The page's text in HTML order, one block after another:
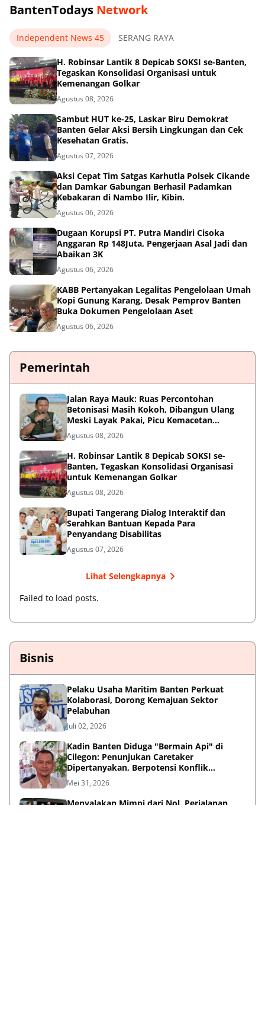
BantenTodays Network
Independent News 45 SERANG RAYA
H. Robinsar Lantik 8 Depicab SOKSI se-Banten,
Tegaskan Konsolidasi Organisasi untuk
Kemenangan Golkar
Agustus 08, 2026
Sambut HUT ke-25, Laskar Biru Demokrat
Banten Gelar Aksi Bersih Lingkungan dan Cek
Kesehatan Gratis.
Agustus 07, 2026
Aksi Cepat Tim Satgas Karhutla Polsek Cikande
dan Damkar Gabungan Berhasil Padamkan
Kebakaran di Nambo Ilir, Kibin.
Agustus 06, 2026
Dugaan Korupsi PT. Putra Mandiri Cisoka
Anggaran Rp 148Juta, Pengerjaan Asal Jadi dan
Abaikan 3K
Agustus 06, 2026
KABB Pertanyakan Legalitas Pengelolaan Umah
Kopi Gunung Karang, Desak Pemprov Banten
Buka Dokumen Pengelolaan Aset
Agustus 06, 2026
Pemerintah
Jalan Raya Mauk: Ruas Percontohan
Betonisasi Masih Kokoh, Dibangun Ulang
Meski Layak Pakai, Picu Kemacetan
Panjang
Agustus 08, 2026
H. Robinsar Lantik 8 Depicab SOKSI se-
Banten, Tegaskan Konsolidasi Organisasi
untuk Kemenangan Golkar
Agustus 08, 2026
Bupati Tangerang Dialog Interaktif dan
Serahkan Bantuan Kepada Para
Penyandang Disabilitas
Agustus 07, 2026
Lihat Selengkapnya
Failed to load posts.
Bisnis
Pelaku Usaha Maritim Banten Perkuat
Kolaborasi, Dorong Kemajuan Sektor
Pelabuhan
Juli 02, 2026
Kadin Banten Diduga "Bermain Api" di
Cilegon: Penunjukan Caretaker
Dipertanyakan, Berpotensi Konflik
Kepentingan
Mei 31, 2026
Menyalakan Mimpi dari Nol, Perjalanan